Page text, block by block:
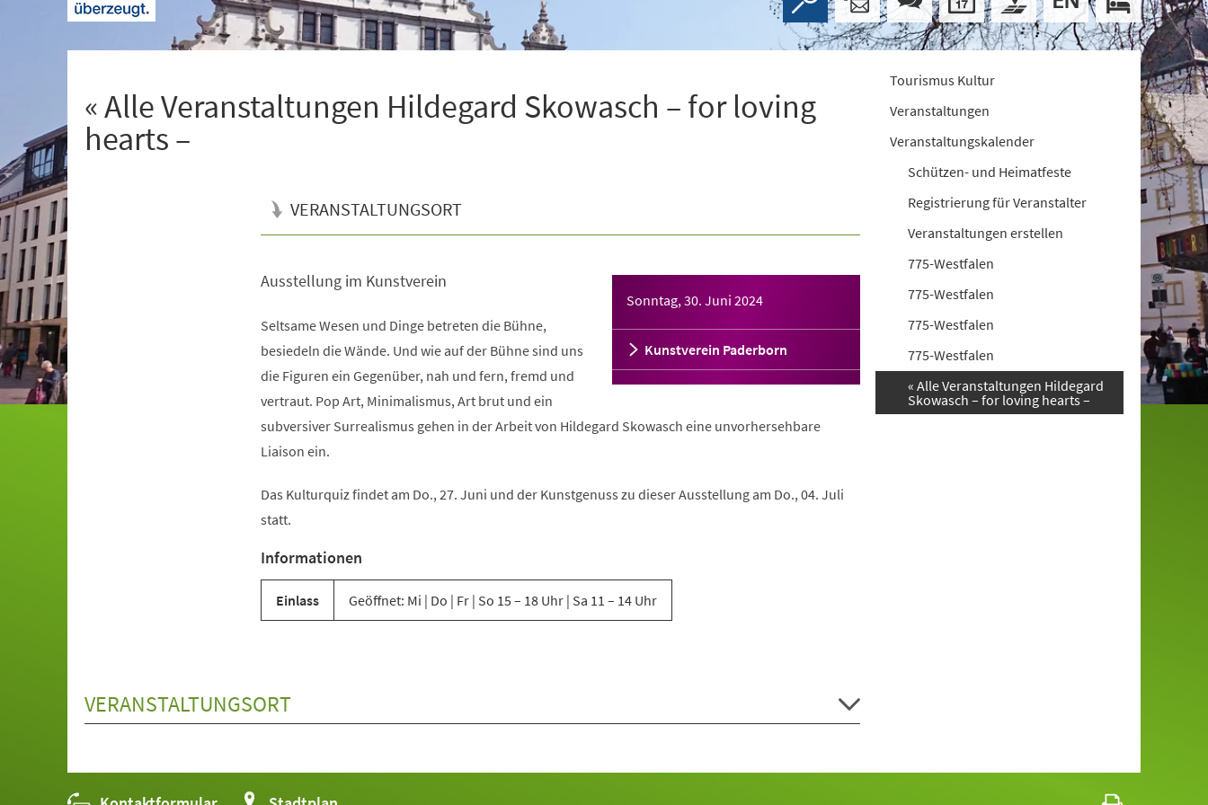
« Alle Veranstaltungen Hildegard Skowasch – for loving
hearts –
VERANSTALTUNGSORT
Sonntag, 30. Juni 2024
Kunstverein Paderborn
Ausstellung im Kunstverein
Seltsame Wesen und Dinge betreten die Bühne,
besiedeln die Wände. Und wie auf der Bühne sind uns
die Figuren ein Gegenüber, nah und fern, fremd und
vertraut. Pop Art, Minimalismus, Art brut und ein
subversiver Surrealismus gehen in der Arbeit von Hildegard Skowasch eine unvorhersehbare
Liaison ein.
Das Kulturquiz findet am Do., 27. Juni und der Kunstgenuss zu dieser Ausstellung am Do., 04. Juli
statt.
Informationen
Einlass Geöffnet: Mi | Do | Fr | So 15 – 18 Uhr | Sa 11 – 14 Uhr
VERANSTALTUNGSORT
Tourismus Kultur
Veranstaltungen
Veranstaltungskalender
Schützen- und Heimatfeste
Registrierung für Veranstalter
Veranstaltungen erstellen
775-Westfalen
775-Westfalen
775-Westfalen
775-Westfalen
« Alle Veranstaltungen Hildegard
Skowasch – for loving hearts –